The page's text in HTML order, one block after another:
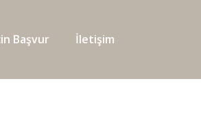
Başvur İletişim